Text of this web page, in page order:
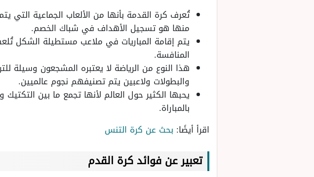
تُعرف كرة القدمة بأنها من الألعاب الجماعية
منها هو تسجيل الأهداف في شباك الخصم.
يتم إقامة المباريات في ملاعب مستطيلة الشكل
المنافسة.
هذا النوع من الرياضة لا يعتبره المشجعون وسيلة
والبطولات ولاعبين يتم تصنيفهم نجوم عالميين.
يحبها الكثير حول العالم لأنها تجمع ما بين التكتيك
بالمباراة.
اقرأ أيضًا: بحث عن كرة التنس
تعبير عن فوائد كرة القدم